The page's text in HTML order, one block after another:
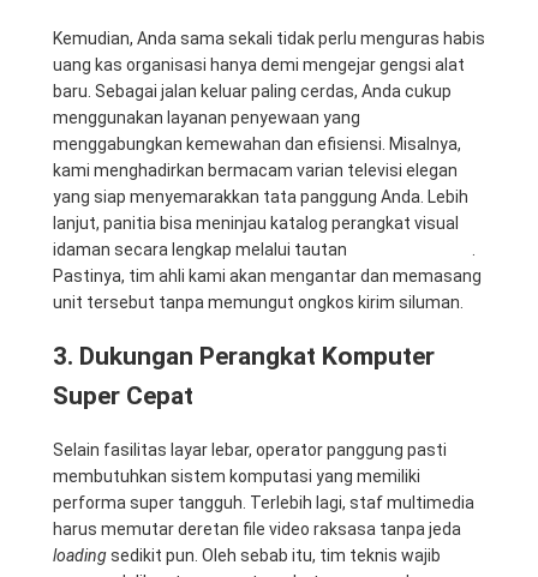
Kemudian, Anda sama sekali tidak perlu menguras habis
uang kas organisasi hanya demi mengejar gengsi alat
baru. Sebagai jalan keluar paling cerdas, Anda cukup
menggunakan layanan penyewaan yang
menggabungkan kemewahan dan efisiensi. Misalnya,
kami menghadirkan bermacam varian televisi elegan
yang siap menyemarakkan tata panggung Anda. Lebih
lanjut, panitia bisa meninjau katalog perangkat visual
idaman secara lengkap melalui tautan
.
Pastinya, tim ahli kami akan mengantar dan memasang
unit tersebut tanpa memungut ongkos kirim siluman.
3. Dukungan Perangkat Komputer
Super Cepat
Selain fasilitas layar lebar, operator panggung pasti
membutuhkan sistem komputasi yang memiliki
performa super tangguh. Terlebih lagi, staf multimedia
harus memutar deretan file video raksasa tanpa jeda
loadingsedikit pun. Oleh sebab itu, tim teknis wajib